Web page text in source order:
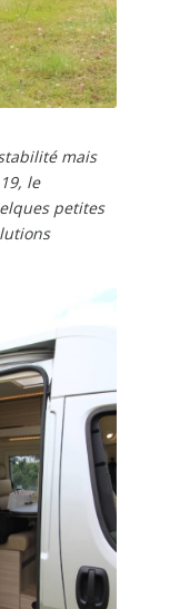
mais
le
petites